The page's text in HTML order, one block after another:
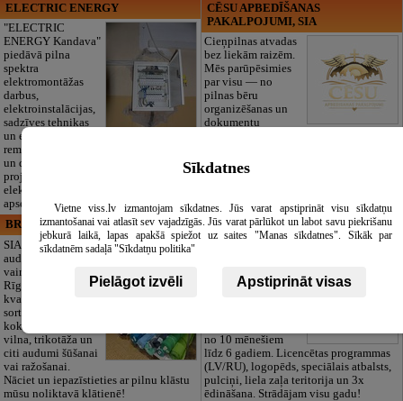
ELECTRIC ENERGY
"ELECTRIC
ENERGY Kandava"
piedāvā pilna
spektra
elektromontāžas
darbus,
elektroinstalācijas,
sadzīves tehnikas
un elektronikas
remontu, vājstrāvas
un drošības sistēmu izbūvi, kā arī
projektēšanu, mērījumus un
elektrosaimniecības drošības riskus
apsekošanu.
CĒSU APBEDĪŠANAS
PAKALPOJUMI, SIA
Cieņpilnas atvadas
bez liekām raizēm.
Mēs parūpēsimies
par visu — no
pilnas bēru
organizēšanas un
dokumentu
Piedāvājam arī kvalitatīvas, autentiskas
tautiskās segas aizgājēja piemiņas
BRISTOLS ES, SIA
SIA "Bristols ES"
audumu outlet un
vairumtirdzniecība
Rīgā. Plašs un
kvalitatīvs tekstila
sortiments:
kokvilna, lins, zīds,
vilna, trikotāža un
citi audumi šūšanai
vai ražošanai.
Nāciet un iepazīstieties ar pilnu klāstu
mūsu noliktavā klātienē!
Maza Rasiņa, privātā pirmsskolas
izglītības iestāde
“Maza Rasiņa” –
no 10 mēnešiem
līdz 6 gadiem. Licencētas programmas
(LV/RU), logopēds, speciālais atbalsts,
pulciņi, liela zaļa teritorija un 3x
ēdināšana. Strādājam visu gadu!
Sīkdatnes
Vietne viss.lv izmantojam sīkdatnes. Jūs varat apstiprināt visu sīkdatņu
izmantošanai vai atlasīt sev vajadzīgās. Jūs varat pārlūkot un labot savu piekrišanu
jebkurā laikā, lapas apakšā spiežot uz saites "Manas sīkdatnes". Sīkāk par
sīkdatnēm sadaļā "Sīkdatņu politika"
Pielāgot izvēli Apstiprināt visas